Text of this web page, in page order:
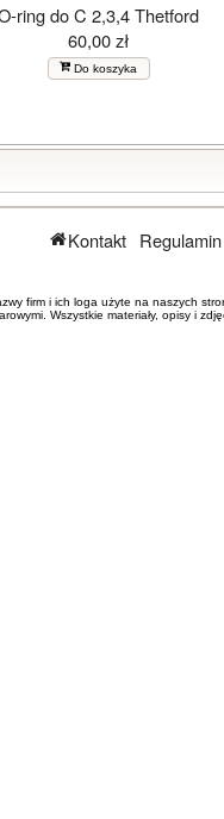
ring do C 2,3,4 Thetford
60,00 zł
Do koszyka
Kontakt
firm i ich loga użyte na naszych
Wszystkie materiały, opisy i